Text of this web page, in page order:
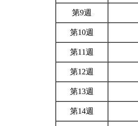
第9週
第10週
第11週
第12週
第13週
第14週